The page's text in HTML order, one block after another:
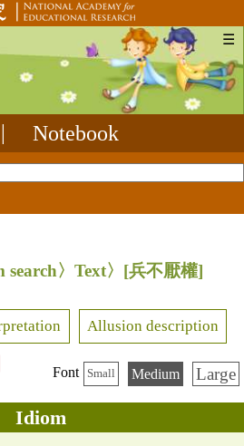
☰
Notebook
〉Text〉 [兵不厭權]
Allusion description
Font Small Medium Large
Idiom